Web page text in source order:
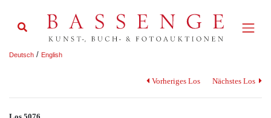
Deutsch / English
Vorheriges Los Nächstes Los